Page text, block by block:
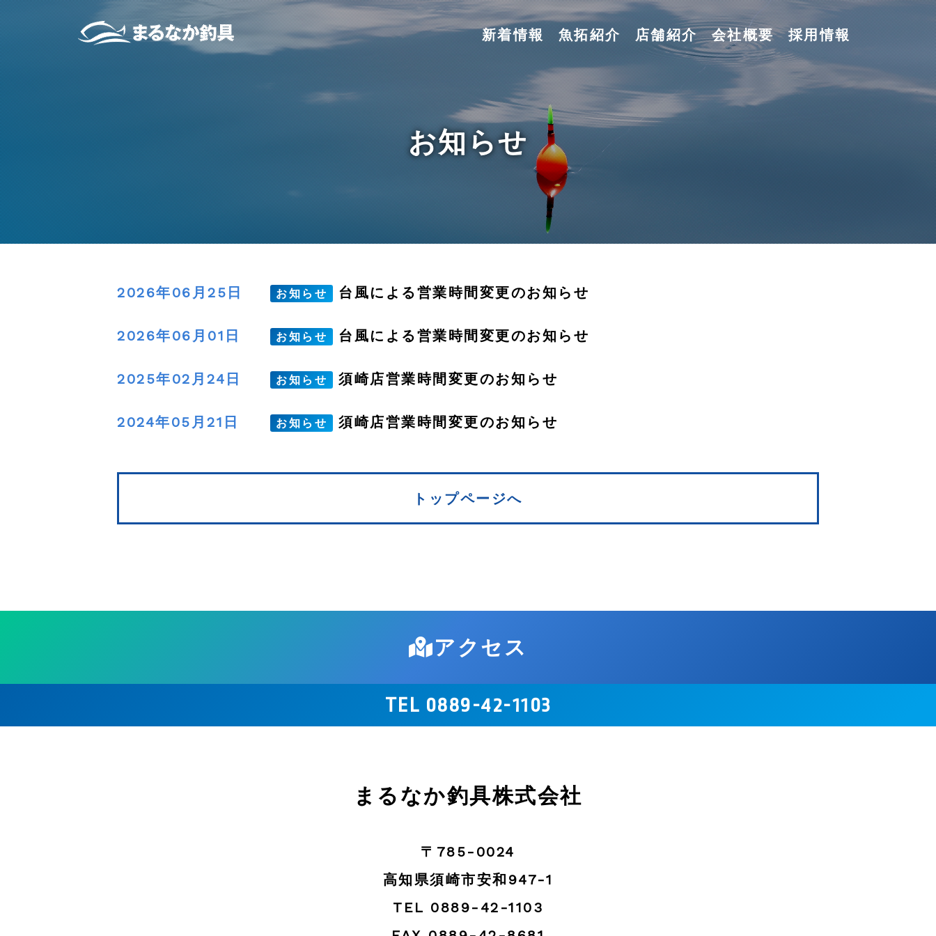
新着情報 魚拓紹介 店舗紹介 会社概要 採用情報
お知らせ
2026年06月25日 お知らせ 台風による営業時間変更のお知らせ
2026年06月01日 お知らせ 台風による営業時間変更のお知らせ
2025年02月24日 お知らせ 須崎店営業時間変更のお知らせ
2024年05月21日 お知らせ 須崎店営業時間変更のお知らせ
トップページへ
アクセス
TEL 0889-42-1103
まるなか釣具株式会社
〒785-0024
高知県須崎市安和947-1
TEL 0889-42-1103